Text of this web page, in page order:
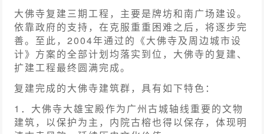
大佛寺复建三期工程，主要是牌坊和南广场建设。
依靠政府的支持，在克服重重困难之后，将逐步完
善。至此，2004年通过的《大佛寺及周边城市设
计》方案的全部计划均落实到位，大佛寺的复建、
扩建工程最终圆满完成。
复建完成的大佛寺建筑群，具有如下特色：
1．大佛寺大雄宝殿作为广州古城轴线重要的文物
建筑，以保护为主，内院古榕也得以保存，体现明